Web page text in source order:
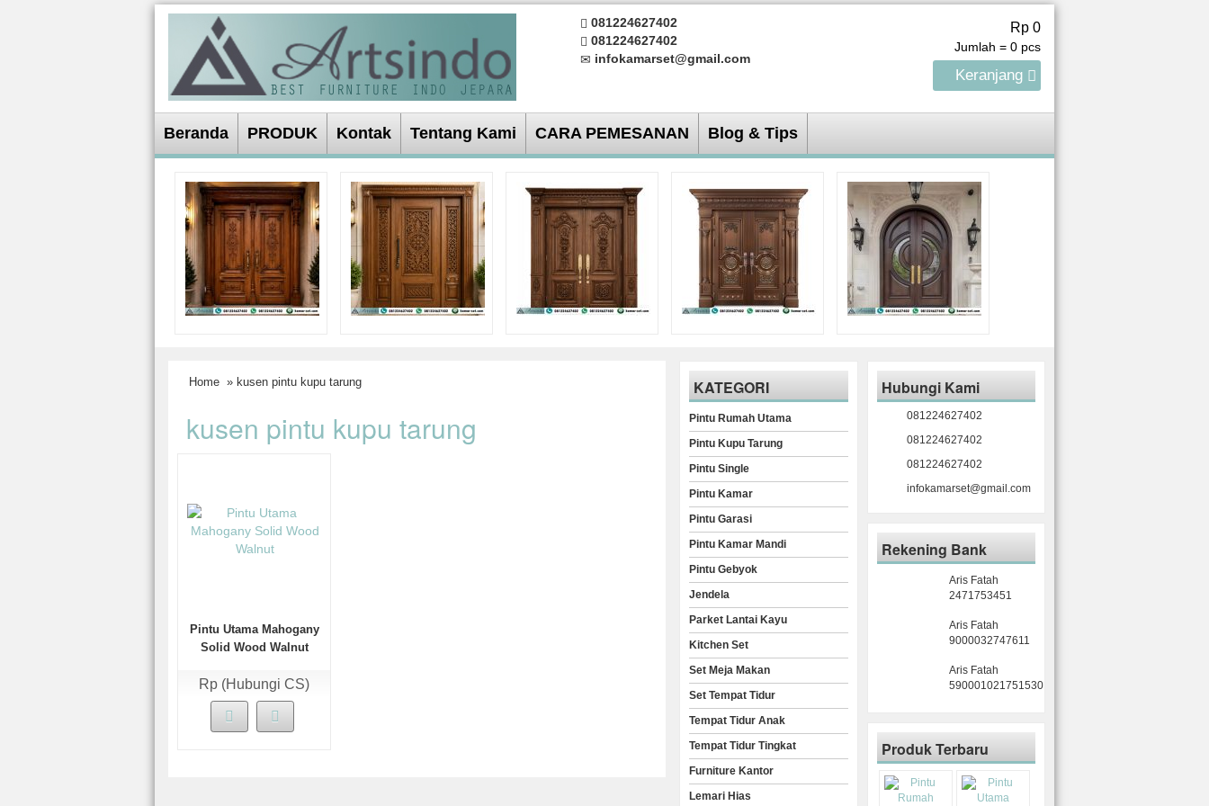
081224627402
081224627402
infokamarset@gmail.com
Rp 0
Jumlah = 0pcs
Keranjang
Beranda PRODUK Kontak Tentang Kami CARA PEMESANAN Blog & Tips
Home » kusen pintu kupu tarung
kusen pintu kupu tarung
Pintu Utama Mahogany
Solid Wood Walnut
Rp (Hubungi CS)
KATEGORI
Pintu Rumah Utama
Pintu Kupu Tarung
Pintu Single
Pintu Kamar
Pintu Garasi
Pintu Kamar Mandi
Pintu Gebyok
Jendela
Parket Lantai Kayu
Kitchen Set
Set Meja Makan
Set Tempat Tidur
Tempat Tidur Anak
Tempat Tidur Tingkat
Furniture Kantor
Lemari Hias
Hubungi Kami
081224627402
081224627402
081224627402
infokamarset@gmail.com
Rekening Bank
Aris Fatah
2471753451
Aris Fatah
9000032747611
Aris Fatah
590001021751530
Produk Terbaru